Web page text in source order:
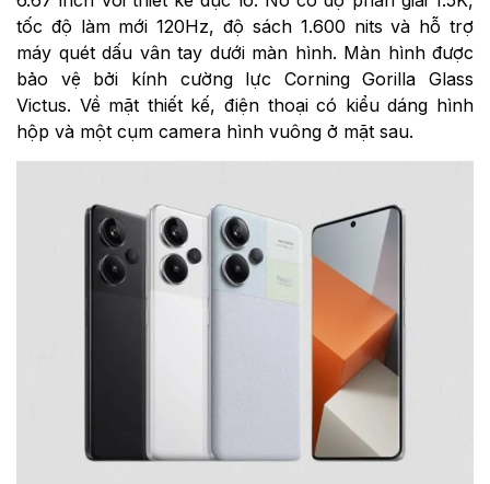
tốc độ làm mới 120Hz, độ sách 1.600 nits và hỗ trợ
máy quét dấu vân tay dưới màn hình. Màn hình được
bảo vệ bởi kính cường lực Corning Gorilla Glass
Victus. Về mặt thiết kế, điện thoại có kiểu dáng hình
hộp và một cụm camera hình vuông ở mặt sau.